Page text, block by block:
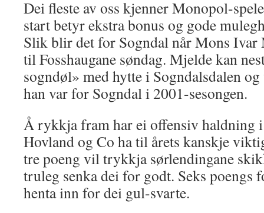
Dei fleste av oss kjenner Monopol-
start betyr ekstra bonus og gode
Slik blir det for Sogndal når Mons Ivar
til Fosshaugane søndag. Mjelde kan
sogndøl» med hytte i Sogndalsdalen
han var for Sogndal i 2001-sesongen.
Å rykkja fram har ei offensiv haldning i
Hovland og Co ha til årets kanskje
tre poeng vil trykkja sørlendingane
truleg senka dei for godt. Seks poengs
henta inn for dei gul-svarte.